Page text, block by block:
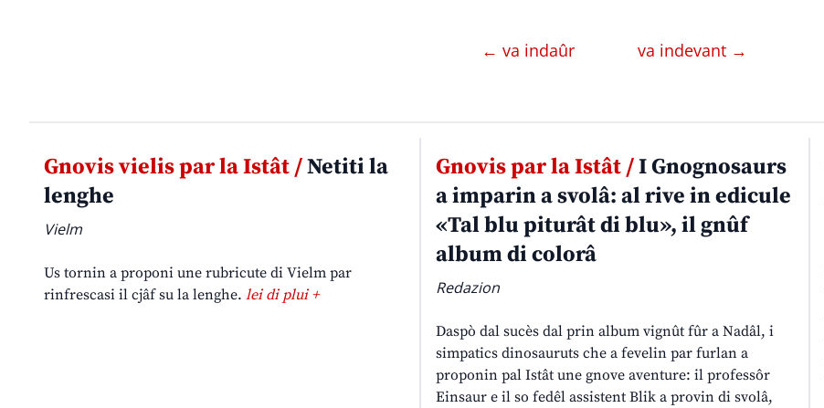
← va indaûr va indevant →
Gnovis vielis par la Istât /Netiti la
lenghe
Vielm
Us tornin a proponi une rubricute di Vielm par
rinfrescasi il cjâf su la lenghe. lei di plui +
Gnovis par la Istât /I Gnognosaurs
a imparin a svolâ: al rive in edicule
«Tal blu piturât di blu», il gnûf
album di colorâ
Redazion
Daspò dal sucès dal prin album vignût fûr a Nadâl, i
simpatics dinosauruts che a fevelin par furlan a
proponin pal Istât une gnove aventure: il professôr
Einsaur e il so fedêl assistent Blik a provin di svolâ,